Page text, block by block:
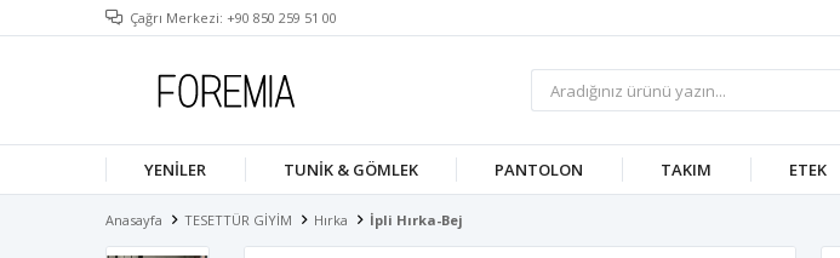
Çağrı Merkezi: +90 850 259 51 00
YENILER TUNIK & GÖMLEK PANTOLON TAKIM ETEK
Anasayfa TESETTÜR GİYİM Hırka İpli Hırka-Bej